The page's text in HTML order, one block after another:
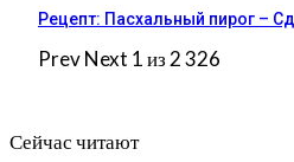
Рецепт: Пасхальный пирог –
PrevNext 1 из 2 326
Сейчас читают